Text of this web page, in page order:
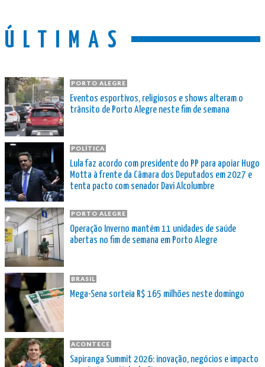
ÚLTIMAS
PORTO ALEGRE
Eventos esportivos, religiosos e shows alteram o
trânsito de Porto Alegre neste fim de semana
POLÍTICA
Lula faz acordo com presidente do PP para apoiar Hugo
Motta à frente da Câmara dos Deputados em 2027 e
tenta pacto com senador Davi Alcolumbre
PORTO ALEGRE
Operação Inverno mantém 11 unidades de saúde
abertas no fim de semana em Porto Alegre
BRASIL
Mega-Sena sorteia R$ 165 milhões neste domingo
ACONTECE
Sapiranga Summit 2026: inovação, negócios e impacto